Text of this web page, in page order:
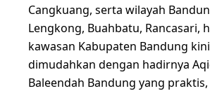
Cangkuang, serta wilayah
Lengkong, Buahbatu, Rancasari,
kawasan Kabupaten Bandung
dimudahkan dengan hadirnya
Baleendah Bandung yang